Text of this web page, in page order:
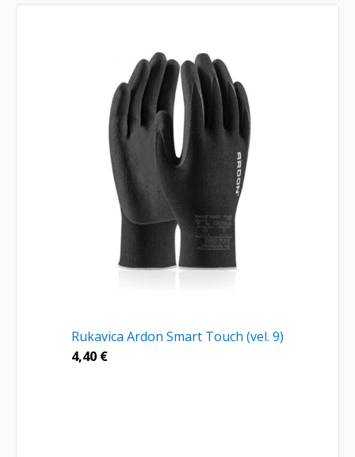
Rukavica Ardon Smart Touch (vel. 9)
4,40 €